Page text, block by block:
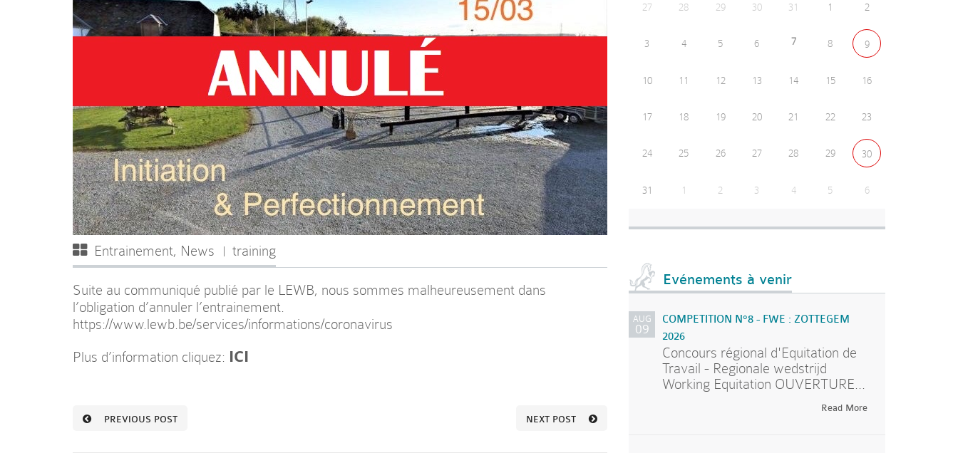
Entrainement, News training
Suite au communiqué publié par le LEWB, nous sommes malheureusement dans
l’obligation d’annuler l’entrainement.
https://www.lewb.be/services/informations/coronavirus
Plus d’information cliquez: ICI
PREVIOUS POST NEXT POST
27 28 29 30 31 1 2
3 4 5 6 7 8 9
10 11 12 13 14 15 16
17 18 19 20 21 22 23
24 25 26 27 28 29 30
31 1 2 3 4 5 6
Evénements à venir
AUG
09
COMPETITION N°8 - FWE : ZOTTEGEM
2026
Concours régional d'Equitation de
Travail - Regionale wedstrijd
Working Equitation OUVERTURE...
Read More